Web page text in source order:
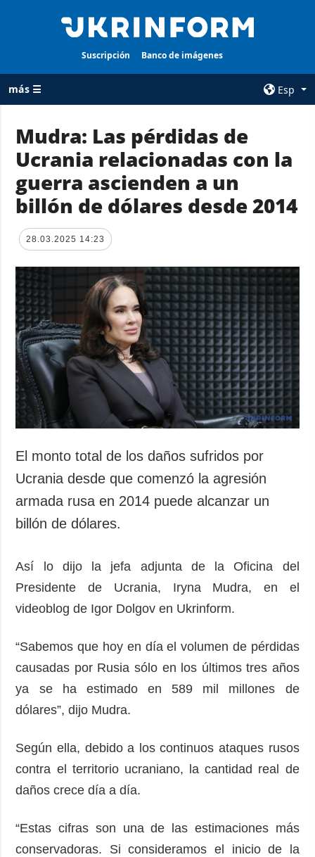
Suscripción Banco de imágenes
más ☰
Esp
TODAS LAS
Guerra
Reconstrucción
de Ucrania
Política
Economía
Defensa
Sociedad y
Cultura
Deportes
Crimen
Desastres y
emergencias
AGENCIA
sobre la agencia
contacto
Política de
privacidad y
protección de
datos personales
ADICIONAL
Podcasts
Publicaciones
Entrevistas
Video
Releases
SERVICIOS
Suscripción
Banco de
imágenes
Mudra: Las pérdidas de
Ucrania relacionadas con la
guerra ascienden a un
billón de dólares desde 2014
28.03.2025 14:23
El monto total de los daños sufridos por
Ucrania desde que comenzó la agresión
armada rusa en 2014 puede alcanzar un
billón de dólares.
Así lo dijo la jefa adjunta de la Oficina del
Presidente de Ucrania, Iryna Mudra, en el
videoblog de Igor Dolgov en Ukrinform.
“Sabemos que hoy en día el volumen de pérdidas
causadas por Rusia sólo en los últimos tres años
ya se ha estimado en 589 mil millones de
dólares”, dijo Mudra.
Según ella, debido a los continuos ataques rusos
contra el territorio ucraniano, la cantidad real de
daños crece día a día.
“Estas cifras son una de las estimaciones más
conservadoras. Si consideramos el inicio de la